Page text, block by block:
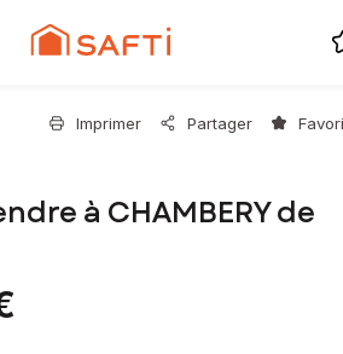
Imprimer Partager
à CHAMBERY de